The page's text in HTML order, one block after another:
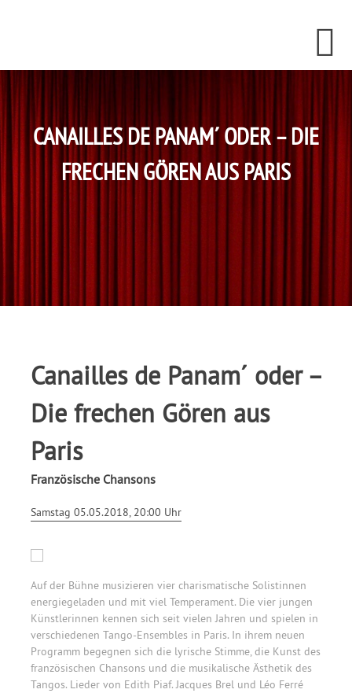
CANAILLES DE PANAM´ ODER – DIE
FRECHEN GÖREN AUS PARIS
Canailles de Panam´ oder –
Die frechen Gören aus
Paris
Französische Chansons
Samstag 05.05.2018, 20:00 Uhr
Auf der Bühne musizieren vier charismatische Solistinnen
energiegeladen und mit viel Temperament. Die vier jungen
Künstlerinnen kennen sich seit vielen Jahren und spielen in
verschiedenen Tango-Ensembles in Paris. In ihrem neuen
Programm begegnen sich die lyrische Stimme, die Kunst des
französischen Chansons und die musikalische Ästhetik des
Tangos. Lieder von Edith Piaf. Jacques Brel und Léo Ferré